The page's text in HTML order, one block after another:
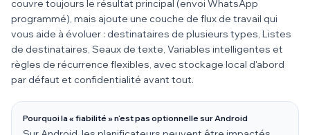
couvre toujours le résultat principal (envoi WhatsApp
programmé), mais ajoute une couche de flux de travail qui
vous aide à évoluer : destinataires de plusieurs types, Listes
de destinataires, Seaux de texte, Variables intelligentes et
règles de récurrence flexibles, avec stockage local d'abord
par défaut et confidentialité avant tout.
Pourquoi la « fiabilité » n'est pas optionnelle sur Android